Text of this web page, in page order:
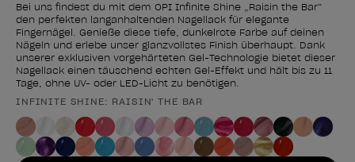
Bei uns findest du mit dem OPI Infinite Shine „Raisin the Bar“
den perfekten langanhaltenden Nagellack für elegante
Fingernägel. Genieße diese tiefe, dunkelrote Farbe auf deinen
Nägeln und erlebe unser glanzvollstes Finish überhaupt. Dank
unserer exklusiven vorgehärteten Gel-Technologie bietet dieser
Nagellack einen täuschend echten Gel-Effekt und hält bis zu 11
Tage, ohne UV- oder LED-Licht zu benötigen.
Form des Produkts
INFINITE SHINE: RAISIN' THE BAR